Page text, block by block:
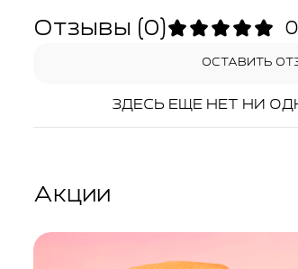
Отзывы (0)
ОСТАВИТЬ
ЗДЕСЬ ЕЩЕ НЕТ НИ
Акции